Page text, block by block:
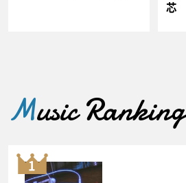
芯
Music Ranking
1